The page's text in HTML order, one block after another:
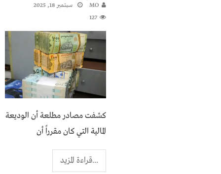
MO
سبتمبر 18, 2025
127
كشفت مصادر مطلعة أن الوديعة
المالية التي كان مقرراً أن
...قراءة المزيد